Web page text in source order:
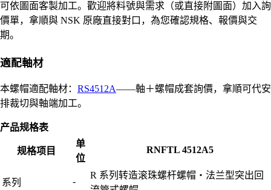
可依圖面客製加工。歡迎將料號與需求（或直接附圖面）加入詢
價單，拿順與 NSK 原廠直接對口，為您確認規格、報價與交
期。
適配軸材
本螺帽適配軸材： RS4512A——軸＋螺帽成套詢價，拿順可代安
排裁切與軸端加工。
产品规格表
规格项目
单
位
RNFTL 4512A5
系列 -
R 系列转造滚珠螺杆螺帽・法兰型突出回